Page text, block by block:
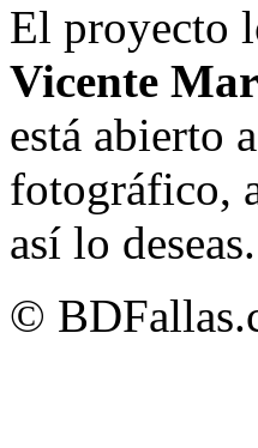
El proyecto
Vicente
está abierto
fotográfico,
así lo deseas.
©